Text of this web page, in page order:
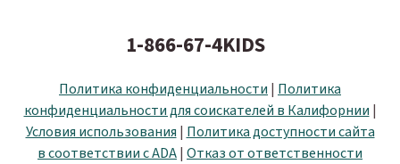
1-866-67-4KIDS
Политика конфиденциальности | Политика
конфиденциальности для соискателей в Калифорнии |
Условия использования | Политика доступности сайта
в соответствии с ADA| Отказ от ответственности